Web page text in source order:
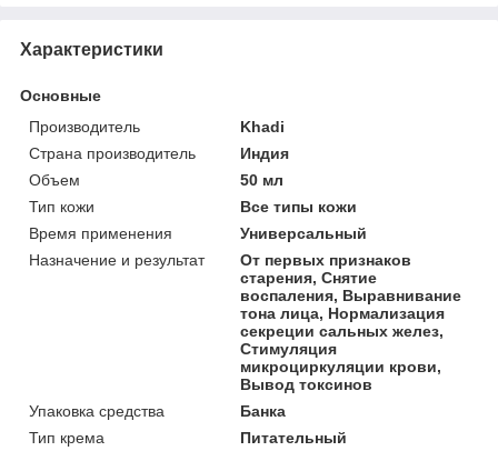
Характеристики
Основные
Производитель
Khadi
Страна производитель
Индия
Объем
50 мл
Тип кожи
Все типы кожи
Время применения
Универсальный
Назначение и результат
От первых признаков
старения, Снятие
воспаления, Выравнивание
тона лица, Нормализация
секреции сальных желез,
Стимуляция
микроциркуляции крови,
Вывод токсинов
Упаковка средства
Банка
Тип крема
Питательный